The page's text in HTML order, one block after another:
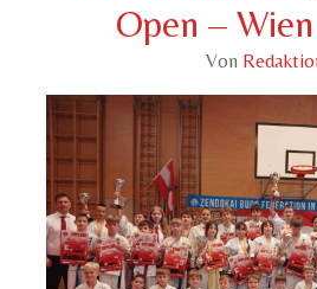
Open –
Von